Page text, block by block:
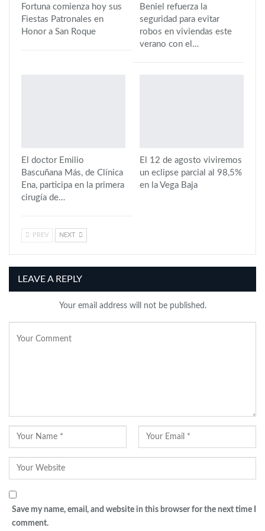
Fortuna comienza hoy sus
Fiestas Patronales en
Honor a San Roque
Beniel refuerza la
seguridad para evitar
robos en viviendas este
verano con el…
El doctor Emilio
Bascuñana Más, de Clínica
Ena, participa en la primera
cirugía de…
El 12 de agosto viviremos
un eclipse parcial al 98,5%
en la Vega Baja
PREV NEXT
LEAVE A REPLY
Your email address will not be published.
Save my name, email, and website in this browser for the next time I
comment.